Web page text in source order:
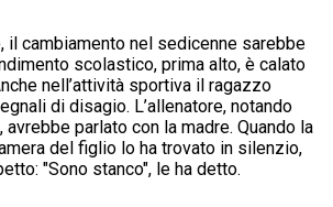
il cambiamento nel sedicenne sarebbe
scolastico, prima alto, è calato
nell’attività sportiva il ragazzo
di disagio. L’allenatore, notando
parlato con la madre. Quando la
del figlio lo ha trovato in silenzio,
"Sono stanco", le ha detto.